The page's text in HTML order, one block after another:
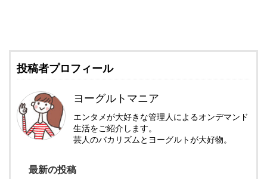
投稿者プロフィール
ヨーグルトマニア
エンタメが大好きな管理人によるオンデマンド
生活をご紹介します。
芸人のバカリズムとヨーグルトが大好物。
最新の投稿